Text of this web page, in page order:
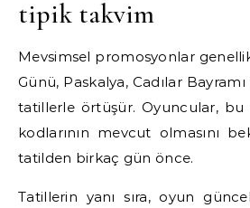
tipik takvim
Mevsimsel promosyonlar
Günü, Paskalya, Cadılar
tatillerle örtüşür. Oyuncular, bu
kodlarının mevcut olmasını
tatilden birkaç gün önce.
Tatillerin yanı sıra, oyun